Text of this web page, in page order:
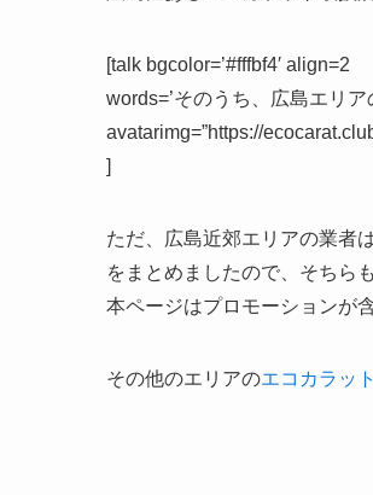
[talk bgcolor=’#fffbf4′ align=2
words=’そのうち、広島エリ
avatarimg=”https://
]
ただ、広島近郊エリアの業者
をまとめましたので、そちら
本ページはプロモーションが
その他のエリアのエコカラッ